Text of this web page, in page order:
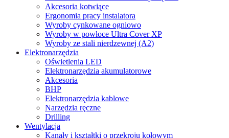
Akcesoria kotwiące
Ergonomia pracy instalatora
Wyroby cynkowane ogniowo
Wyroby w powłoce Ultra Cover XP
Wyroby ze stali nierdzewnej (A2)
Elektronarzędzia
Oświetlenia LED
Elektronarzędzia akumulatorowe
Akcesoria
BHP
Elektronarzędzia kablowe
Narzędzia ręczne
Drilling
Wentylacja
Kanały i kształtki o przekroju kołowym